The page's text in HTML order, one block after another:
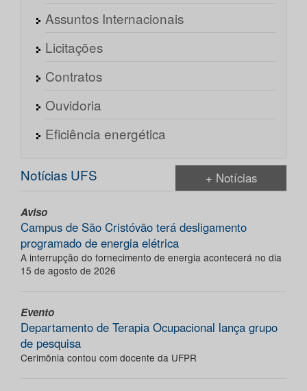
Assuntos Internacionais
Licitações
Contratos
Ouvidoria
Eficiência energética
Notícias UFS + Notícias
Aviso
Campus de São Cristóvão terá desligamento
programado de energia elétrica
A interrupção do fornecimento de energia acontecerá no dia
15 de agosto de 2026
Evento
Departamento de Terapia Ocupacional lança grupo
de pesquisa
Cerimônia contou com docente da UFPR